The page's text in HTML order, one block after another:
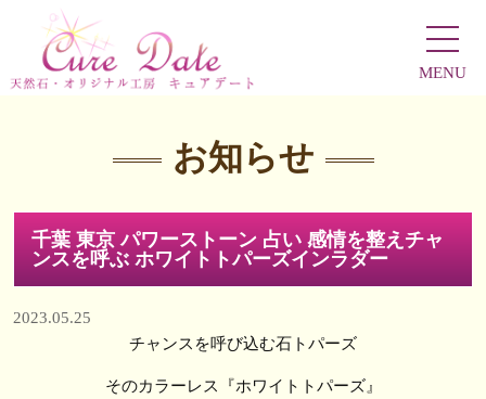
MENU
お知らせ
千葉 東京 パワーストーン 占い 感情を整えチャ
ンスを呼ぶ ホワイトトパーズインラダー
2023.05.25
チャンスを呼び込む石トパーズ
そのカラーレス『ホワイトトパーズ』